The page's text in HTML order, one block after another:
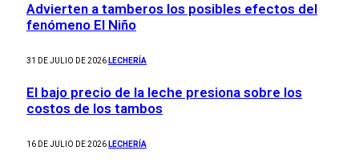
Advierten a tamberos los posibles efectos del
fenómeno El Niño
31 DE JULIO DE 2026 LECHERÍA
El bajo precio de la leche presiona sobre los
costos de los tambos
16 DE JULIO DE 2026 LECHERÍA